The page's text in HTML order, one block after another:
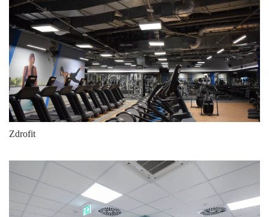
60 3000 7550
60 4000 8100
60 3000 7550
60 3000 6300
60 4000 8100
60 4000 6750
3000
60
60 4000 8100
Zdrofit